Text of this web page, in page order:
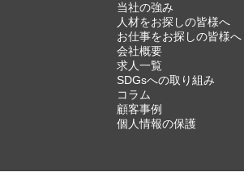
当社の強み
人材をお探しの皆様へ
お仕事をお探しの皆様へ
会社概要
求人一覧
SDGsへの取り組み
コラム
顧客事例
個人情報の保護